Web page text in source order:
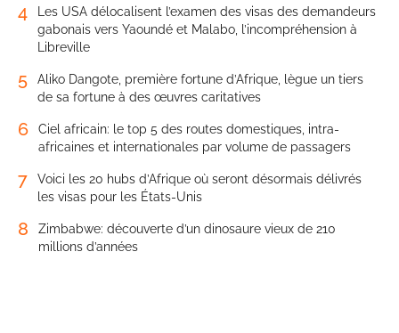
4
Les USA délocalisent l’examen des visas des demandeurs
gabonais vers Yaoundé et Malabo, l’incompréhension à
Libreville
5
Aliko Dangote, première fortune d’Afrique, lègue un tiers
de sa fortune à des œuvres caritatives
6
Ciel africain: le top 5 des routes domestiques, intra-
africaines et internationales par volume de passagers
7
Voici les 20 hubs d’Afrique où seront désormais délivrés
les visas pour les États-Unis
8
Zimbabwe: découverte d’un dinosaure vieux de 210
millions d’années